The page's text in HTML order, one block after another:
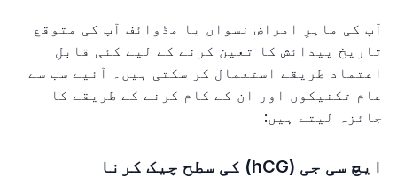
آپ کی ماہرِ امراض نسواں یا مڈوائف آپ کی متوقع
تاریخ پیدائش کا تعین کرنے کے لیے کئی قابلِ
اعتماد طریقے استعمال کر سکتی ہیں۔ آئیے سب سے
عام تکنیکوں اور ان کے کام کرنے کے طریقے کا
جائزہ لیتے ہیں:
ایچ سی جی (hCG) کی سطح چیک کرنا